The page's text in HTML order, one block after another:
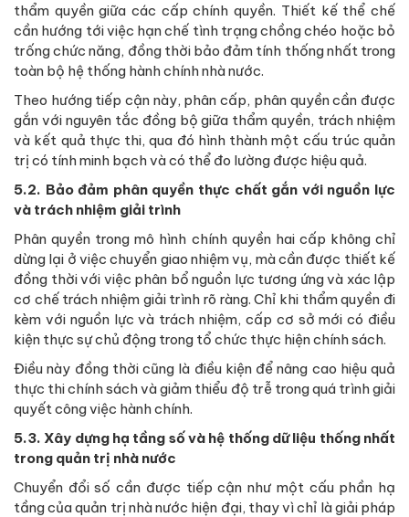
thẩm quyền giữa các cấp chính quyền. Thiết kế thể chế
cần hướng tới việc hạn chế tình trạng chồng chéo hoặc bỏ
trống chức năng, đồng thời bảo đảm tính thống nhất trong
toàn bộ hệ thống hành chính nhà nước.
Theo hướng tiếp cận này, phân cấp, phân quyền cần được
gắn với nguyên tắc đồng bộ giữa thẩm quyền, trách nhiệm
và kết quả thực thi, qua đó hình thành một cấu trúc quản
trị có tính minh bạch và có thể đo lường được hiệu quả.
5.2. Bảo đảm phân quyền thực chất gắn với nguồn lực
và trách nhiệm giải trình
Phân quyền trong mô hình chính quyền hai cấp không chỉ
dừng lại ở việc chuyển giao nhiệm vụ, mà cần được thiết kế
đồng thời với việc phân bổ nguồn lực tương ứng và xác lập
cơ chế trách nhiệm giải trình rõ ràng. Chỉ khi thẩm quyền đi
kèm với nguồn lực và trách nhiệm, cấp cơ sở mới có điều
kiện thực sự chủ động trong tổ chức thực hiện chính sách.
Điều này đồng thời cũng là điều kiện để nâng cao hiệu quả
thực thi chính sách và giảm thiểu độ trễ trong quá trình giải
quyết công việc hành chính.
5.3. Xây dựng hạ tầng số và hệ thống dữ liệu thống nhất
trong quản trị nhà nước
Chuyển đổi số cần được tiếp cận như một cấu phần hạ
tầng của quản trị nhà nước hiện đại, thay vì chỉ là giải pháp